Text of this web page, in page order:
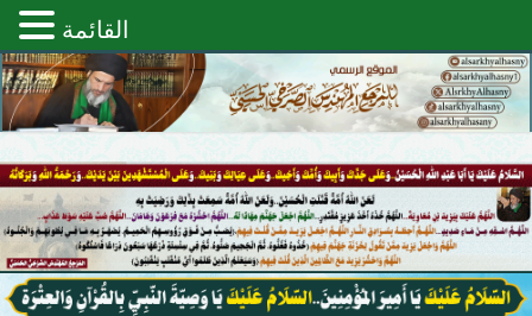
القائمة